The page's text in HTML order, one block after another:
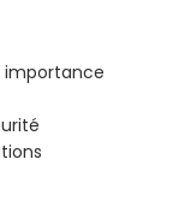
importance